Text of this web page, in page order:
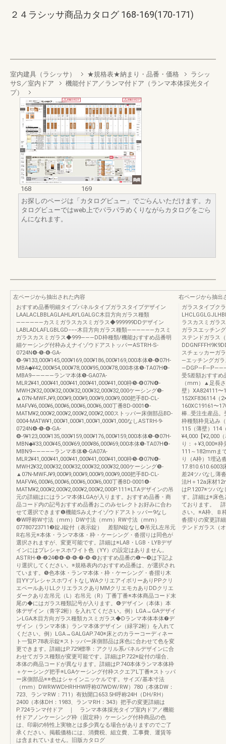
２４ラシッサ商品カタログ 168-169(170-171)
室内建具（ラシッサ） ★規格表★納まり・品番・価格
ラシッ
サS／室内ドア
機能付ドア／ランマ付ドア（ランマ本体採光タイ
プ）
168
169
お探しのページは「カタログビュー」でごらんいただけます。カ
タログビューではweb上でパラパラめくりながらカタログをごら
んになれます。
左ページから抽出された内容
おすすめ品番明細タイプパネルタイプガラスタイプデザイン
LAALACLBBLAGLAHLAYLGALGC木目方向ガラス種類
――――――カスミガラスカスミガラス◆999999DDデザイン
LABLADLAFLGBLGD−−−木目方向ガラス種類――――――カスミ
ガラスカスミガラス◆999―――DD枠種類/機能おすすめ品番明
細ケーシング付枠みえナイゾウドアストッパーASTRH-S-
0724N❹-❺-❻-GA-
❽-9¥133,000¥145,000¥169,000¥186,000¥169,000本体❺-❻07H-
MBA◆¥42,000¥54,000¥78,000¥95,000¥78,000本体❺-TA07H❹-
MBA9―――――ランマ本体❺-GA07A-
MLR2¥41,000¥41,000¥41,000¥41,000¥41,000枠❺-❽07N❹-
MWH2¥32,000¥32,000¥32,000¥32,000¥32,000ケーシング❺-
▲07N-MWFJ¥9,000¥9,000¥9,000¥9,000¥9,000把手BD-CL-
MAFV¥6,000¥6,000¥6,000¥6,000¥6,000丁番BD-0001❹-
MATM¥2,000¥2,000¥2,000¥2,000¥2,000ストッパー床側部品BD-
0004-MATW¥1,000¥1,000¥1,000¥1,000¥1,000なしASTRH-9-
0724N❹-❺-❻-GA-
❽-9¥123,000¥135,000¥159,000¥176,000¥159,000本体❺-❻07H-
MBN◆¥33,000¥45,000¥69,000¥86,000¥69,000本体❺-TA07H❹-
MBN9―――――ランマ本体❺-GA07A-
MLR2¥41,000¥41,000¥41,000¥41,000¥41,000枠❺-❽07N❹-
MWH2¥32,000¥32,000¥32,000¥32,000¥32,000ケーシング❺-
▲07N-MWFJ¥9,000¥9,000¥9,000¥9,000¥9,000把手BD-CL-
MAFV¥6,000¥6,000¥6,000¥6,000¥6,000丁番BD-0001❹-
MATM¥2,000¥2,000¥2,000¥2,000¥2,000P.111※LTAデザインの吊
元の詳細はにはランマ本体LGAが入ります。おすすめ品番・商
品コード内の記号おすすめ品番おこのみセレクトお好みに合わ
せて選択できます❶機能Sみえナイゾウドアストッパー9なし
❷W呼称W寸法（mm）DW寸法（mm）RW寸法（mm）
07780723711❸錠J錠付（表示錠） 差額N錠なし❹吊元L左吊元
R右吊元※本体・ランマ本体・枠・ケーシング・沓摺りは同色が
選択されますが、変更可能です。詳細は※LAB・LGB・LYBデザ
インにはプレシャスホワイト色（YY）の設定はありません。
ASTRH-❶-❷24❸❹-❺-❻-❼-❽-❾おすすめ品番の❶〜❾は下記よ
り選択してください。※規格表内のおすすめ品番は、が選択され
ています。❺色本体・ランマ本体・枠・ケーシング・沓摺り木
目YYプレシャスホワイトなしWAクリエアイボリーありPPクリ
エペールありLLクリエラスクありMMクリエモカありDDクリエ
ダークあり左吊元（L）右吊元（R）丁番丁番※本体商品コード末
尾の◆にはガラス種類記号が入ります。❻デザイン（本体）本
体デザイン（青字2桁）を入れてください。例）LGA→GAデザイ
ンLGA木目方向ガラス種類カスミガラス◆Dランマ本体本体❼デ
ザイン（ランマ本体）ランマ本体デザイン（緑字2桁）を入れて
ください。例）LGA→GALGAP.740※床とのカラーコーディネー
ト一覧P.78表示錠※ストッパー床側部品は床色に合わせて色を変
更できます。詳細はP.729標準：アクリル系パネルデザインに合
わせてガラス種類が変更可能です。詳細はP.722※錠付の場合、
本体の商品コードが異なります。詳細はP.740本体ランマ本体枠
＋ケーシング把手※LGAケーシング付枠スクエアL丁番※ストッパ
ー床側部品※※色はシャインニッケルです。サイズ/基本寸法
（mm）DWRWWDHRHHW呼称07WDW/RW）780（本体DW：
723、ランマRW：711）有効開口653.5H呼称24H（DH/RH）
2400（本体DH：1983、ランマRH：343）把手の変更詳細は
P.724ランマ付ドア ｜ ランマ本体採光タイプ室内ドア／機能
付ドアノンケーシング枠（固定枠）ケーシング付枠商品の色
は、印刷の特性上実物とは多少異なる場合がありますのでご了
承ください。掲載価格には、消費税、組立費、工事費、運賃等
は含まれていません。旧版カタログ
右ページから抽出
ガラスタイプク
ラスカスミガラ
ガラスエッチン
ステンドガラス
スチェッカーガ
―エッチングガ
受5差額おすす
（mm）▲足長
壁）XA824111〜
152XF836114（
160XC19161〜
棒…受注生産品
枠種類枠見込み
115（薄壁）114
¥4,000【¥2,000
り：＋¥3,000※
111～182mmま
り（A枠）1埋込
差24ツバなし薄
法H＋12a床材
はP.1207※ツバ
す。詳細は※床色
ております。 詳
さい。※A枠、Ｂ
沓摺りの変更詳
テンドガラス（